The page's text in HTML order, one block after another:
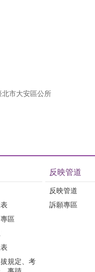
北市大安區公所
區
規定、考
反映管道
反映管道
訴願專區